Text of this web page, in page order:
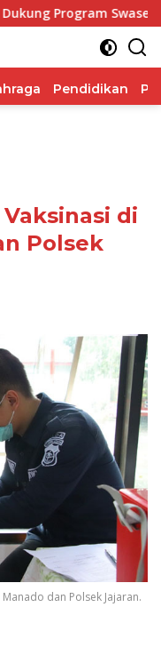
Swasembada Pangan
Pendidikan
di
Polsek
dan Polsek Jajaran.